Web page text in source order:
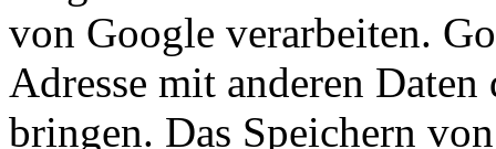
von Google verarbeiten.
Adresse mit anderen
bringen. Das Speichern